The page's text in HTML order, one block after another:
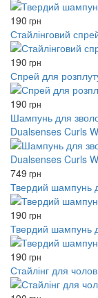
190 грн
Стайлінговий
190 грн
Спрей для
190 грн
Шампунь для
Dualsenses Curls
749 грн
Твердий шампунь
190 грн
Твердий шампунь
190 грн
Стайлінг для